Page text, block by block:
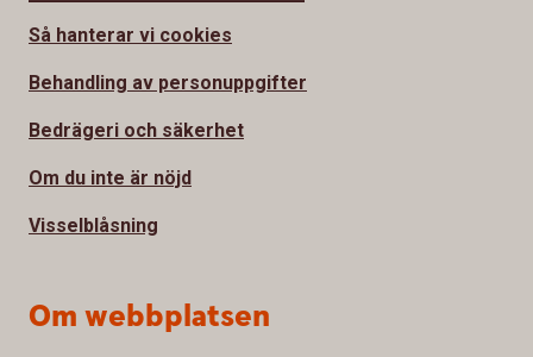
Så hanterar vi cookies
Behandling av personuppgifter
Bedrägeri och säkerhet
Om du inte är nöjd
Visselblåsning
Om webbplatsen